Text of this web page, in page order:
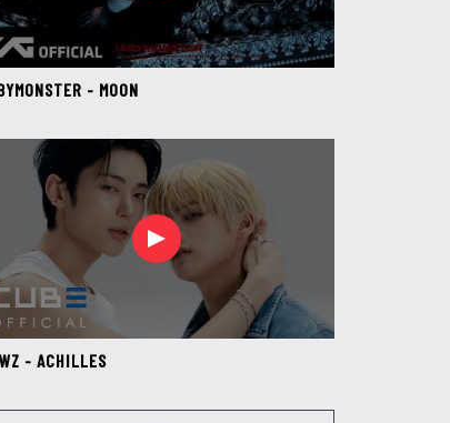
- MOON
- ACHILLES